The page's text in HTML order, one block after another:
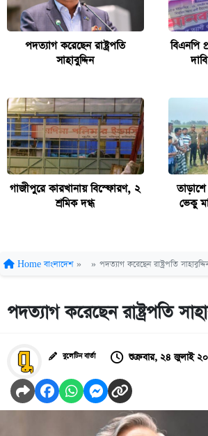
পদত্যাগ করেছেন রাষ্ট্রপতি
সাহাবুদ্দিন
বিএনপি
গাজীপুরে কারখানায় বিস্ফোরণ, ২
শ্রমিক দগ্ধ
ভেকু
Home বাংলাদেশ » » পদত্যাগ করেছেন রাষ্ট্রপতি
পদত্যাগ করেছেন রাষ্ট্রপতি
বুলেটিন বার্তা শুক্রবার, ২৪ জুলাই